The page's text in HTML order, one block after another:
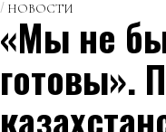
НОВОСТИ
«Мы не
готовы».